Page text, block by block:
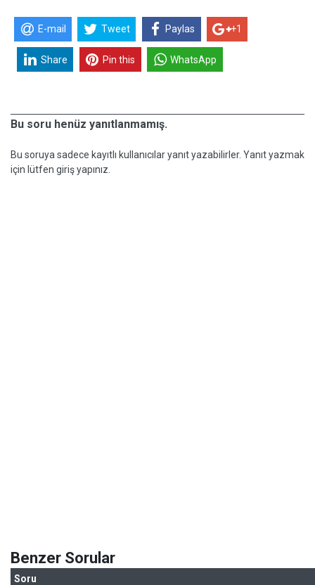
E-mail Tweet Paylas +1
Share Pin this WhatsApp
Bu soru henüz yanıtlanmamış.
Bu soruya sadece kayıtlı kullanıcılar yanıt yazabilirler. Yanıt yazmak
için lütfen giriş yapınız.
Benzer Sorular
Soru